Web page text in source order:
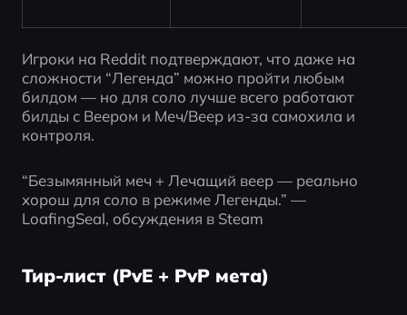
Игроки на Reddit подтверждают, что даже на
сложности “Легенда” можно пройти любым
билдом — но для соло лучше всего работают
билды с Веером и Меч/Веер из-за самохила и
контроля.
“Безымянный меч + Лечащий веер — реально
хорош для соло в режиме Легенды.” —
LoafingSeal, обсуждения в Steam
Тир-лист (PvE + PvP мета)